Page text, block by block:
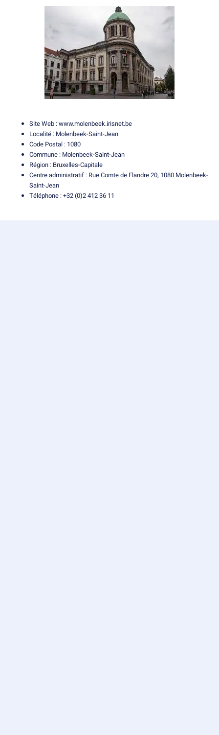
Site Web :www.molenbeek.irisnet.be
Localité : Molenbeek-Saint-Jean
Code Postal : 1080
Commune : Molenbeek-Saint-Jean
Région : Bruxelles-Capitale
Centre administratif : Rue Comte de Flandre 20, 1080 Molenbeek-
Saint-Jean
Téléphone : +32 (0)2 412 36 11